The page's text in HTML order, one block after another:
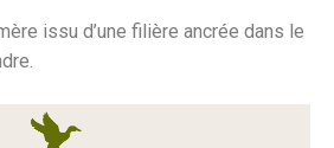
issu d’une filière ancrée dans le